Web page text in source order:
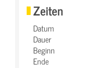
Zeiten
Datum
Dauer
Beginn
Ende